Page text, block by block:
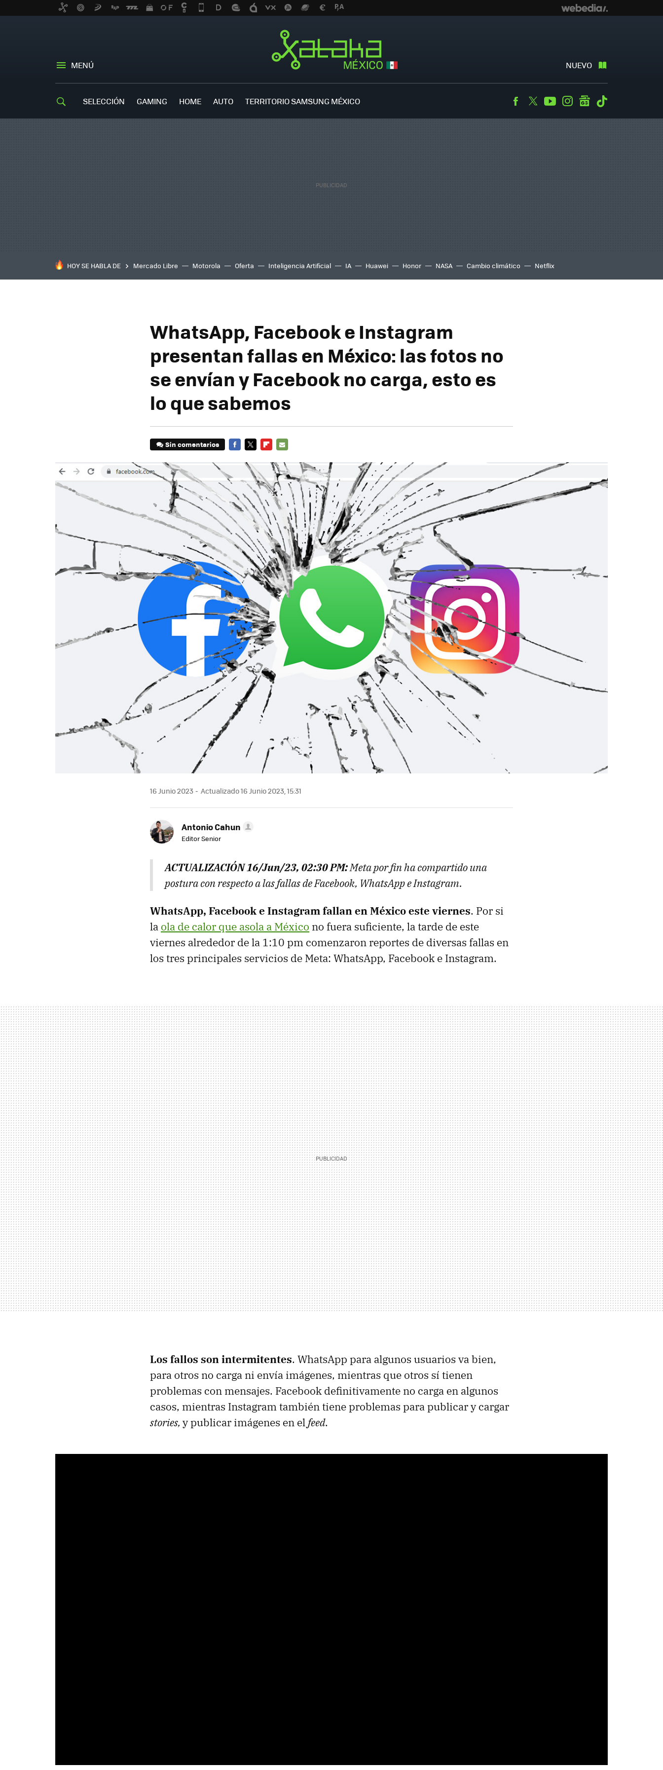
MENÚ NUEVO
SELECCIÓN GAMING HOME AUTO TERRITORIO SAMSUNG MÉXICO Facebook
TwitterYoutubeInstagramgooglenews
HOY SE HABLA DE Mercado Libre Motorola Oferta Inteligencia Artificial IA Huawei Honor NASA Cambio climático Netflix
WhatsApp, Facebook e Instagram
presentan fallas en México: las fotos no
se envían y Facebook no carga, esto es
lo que sabemos
Sin comentarios
MAIL
16 Junio 2023 Actualizado 16 Junio 2023, 15:31
Antonio Cahun
Editor Senior
ACTUALIZACIÓN 16/Jun/23, 02:30 PM:Meta por fin ha compartido una
postura con respecto a las fallas de Facebook, WhatsApp e Instagram.
WhatsApp, Facebook e Instagram fallan en México este viernes. Por si
la ola de calor que asola a México no fuera suficiente, la tarde de este
viernes alrededor de la 1:10 pm comenzaron reportes de diversas fallas en
los tres principales servicios de Meta: WhatsApp, Facebook e Instagram.
Los fallos son intermitentes. WhatsApp para algunos usuarios va bien,
para otros no carga ni envía imágenes, mientras que otros sí tienen
problemas con mensajes. Facebook definitivamente no carga en algunos
casos, mientras Instagram también tiene problemas para publicar y cargar
stories, y publicar imágenes en elfeed.